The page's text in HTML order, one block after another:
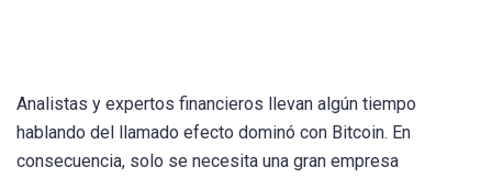
Analistas y expertos financieros llevan algún tiempo
hablando del llamado efecto dominó con Bitcoin. En
consecuencia, solo se necesita una gran empresa